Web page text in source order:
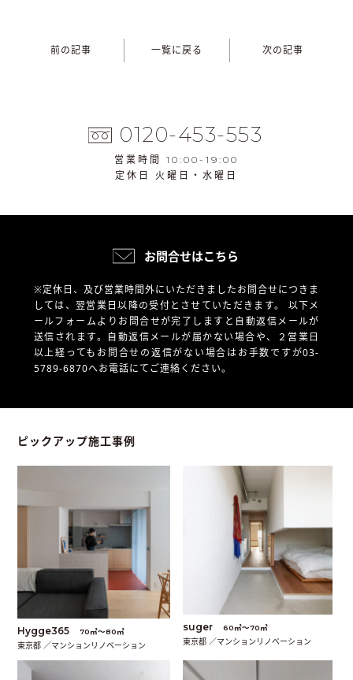
前の記事 一覧に戻る 次の記事
0120-453-553
営業時間 10:00-19:00
定休日 火曜日・水曜日
お問合せはこちら
※定休日、及び営業時間外にいただきましたお問合せにつきま
しては、翌営業日以降の受付とさせていただきます。 以下メ
ールフォームよりお問合せが完了しますと自動返信メールが
送信されます。自動返信メールが届かない場合や、
２営業日
以上経ってもお問合せの返信がない場合はお手数ですが03-
5789-6870へお電話にてご連絡ください。
ピックアップ施工事例
Hygge365 70㎡〜80㎡
東京都 ／マンションリノベーション
suger 60㎡〜70㎡
東京都 ／マンションリノベーション